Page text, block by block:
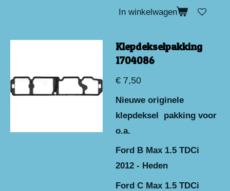
In winkelwagen
Klepdekselpakking
1704086
€ 7,50
Nieuwe originele
klepdeksel pakking voor
o.a.
Ford B Max 1.5 TDCi
2012 - Heden
Ford C Max 1.5 TDCi